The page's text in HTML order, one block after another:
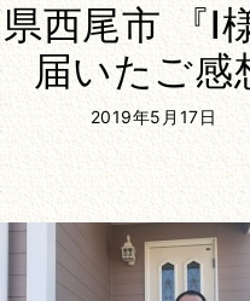
西尾市 『I
届いたご感
2019年5月17日